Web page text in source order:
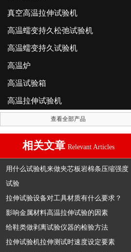
真空高温拉伸试验机
高温蠕变持久松弛试验机
高温蠕变持久试验机
高温炉
高温试验箱
高温拉伸试验机
查看全部产品
相关文章 Relevant Articles
用什么试验机来做夹芯板岩棉条压缩强度
试验
拉伸试验设备对工具材质有什么要求？
影响金属材料高温拉伸试验的因素
给鞋类做剥离试验仪器的检验方法
拉伸试验机拉伸测试时速度设定要素